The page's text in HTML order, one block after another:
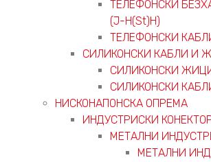
ТЕЛЕФОНСКИ
(J-H(St)H)
ТЕЛЕФОНСКИ
СИЛИКОНСКИ КАБЛИ И
СИЛИКОНСКИ ЖИЦИ
СИЛИКОНСКИ
НИСКОНАПОНСКА ОПРЕМА
ИНДУСТРИСКИ
МЕТАЛНИ
МЕТАЛНИ